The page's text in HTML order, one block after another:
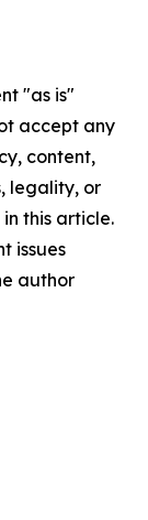
"as is"
accept any
content,
legality, or
this article.
issues
author